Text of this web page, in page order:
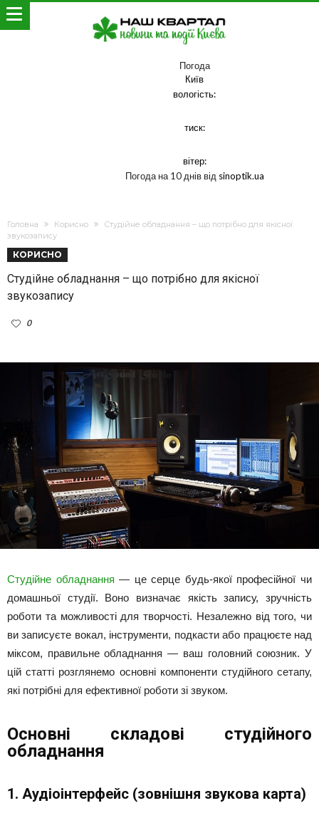
Погода
Київ
вологість:
тиск:
вітер:
Погода на 10 днів від sinoptik.ua
Головна Корисно
Студійне обладнання – що потрібно для якісної
звукозапису
КОРИСНО
Студійне обладнання – що потрібно для якісної
звукозапису
0
Студійне обладнання — це серце будь-якої професійної чи
домашньої студії. Воно визначає якість запису, зручність
роботи та можливості для творчості. Незалежно від того, чи
ви записуєте вокал, інструменти, подкасти або працюєте над
міксом, правильне обладнання — ваш головний союзник. У
цій статті розглянемо основні компоненти студійного сетапу,
які потрібні для ефективної роботи зі звуком.
Основні складові студійного
обладнання
1. Аудіоінтерфейс (зовнішня звукова карта)